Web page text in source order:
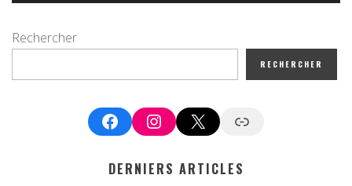
Rechercher
RECHERCHER
FacebookInstagram
X Google News
DERNIERS ARTICLES